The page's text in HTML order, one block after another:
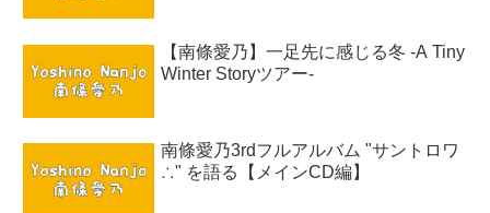
【南條愛乃】一足先に感じる冬 -A Tiny
Winter Storyツアー-
南條愛乃3rdフルアルバム "サントロワ
∴" を語る【メインCD編】